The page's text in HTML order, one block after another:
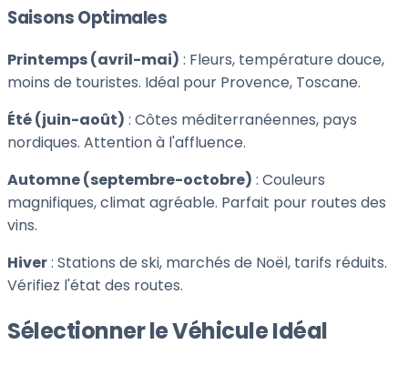
Saisons Optimales
Printemps (avril-mai) : Fleurs, température douce,
moins de touristes. Idéal pour Provence, Toscane.
Été (juin-août) : Côtes méditerranéennes, pays
nordiques. Attention à l'affluence.
Automne (septembre-octobre) : Couleurs
magnifiques, climat agréable. Parfait pour routes des
vins.
Hiver: Stations de ski, marchés de Noël, tarifs réduits.
Vérifiez l'état des routes.
Sélectionner le Véhicule Idéal